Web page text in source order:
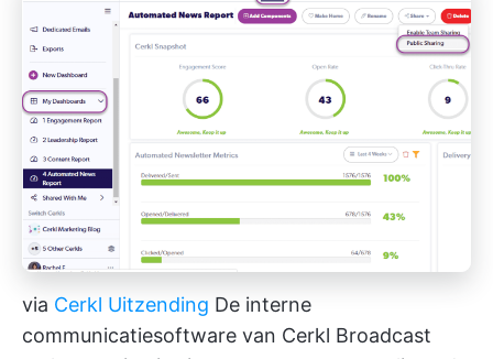
via Cerkl Uitzending De interne
communicatiesoftware van Cerkl Broadcast